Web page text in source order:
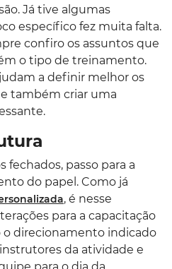
Já tive algumas
específico fez muita falta.
confiro os assuntos que
o tipo de treinamento.
a definir melhor os
também criar uma
passo para a
do papel. Como já
, é nesse
para a capacitação
o direcionamento indicado
da atividade e
para o dia da